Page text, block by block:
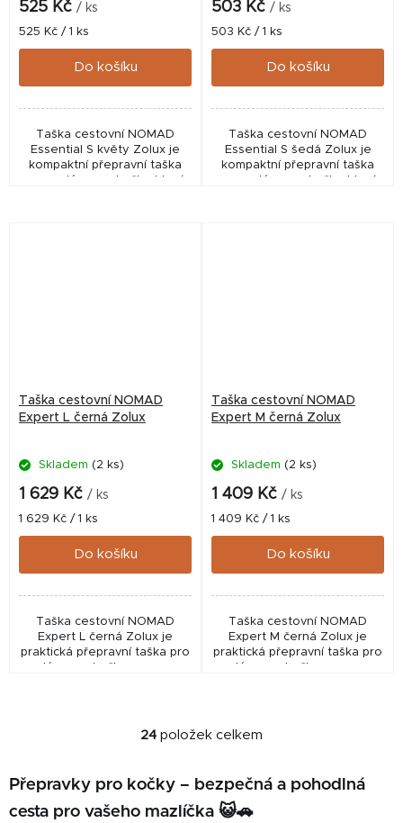
525 Kč / ks
Měrná
cena:
525 Kč / 1 ks
Do košíku
Taška cestovní NOMAD
Essential S květy Zolux je
kompaktní přepravní taška
pro malé psy a kočky, která
503 Kč / ks
Měrná
cena:
503 Kč / 1 ks
Do košíku
Taška cestovní NOMAD
Essential S šedá Zolux je
kompaktní přepravní taška
pro malé psy a kočky, která
Taška cestovní NOMAD
Expert L černá Zolux
Skladem (2 ks)
1 629 Kč / ks
Měrná
cena:
1 629 Kč / 1 ks
Do košíku
Taška cestovní NOMAD
Expert L černá Zolux je
praktická přepravní taška pro
malé psy a kočky s pevnou
pohodlnou,...
Taška cestovní NOMAD
Expert M černá Zolux
Skladem (2 ks)
1 409 Kč / ks
Měrná
cena:
1 409 Kč / 1 ks
Do košíku
Taška cestovní NOMAD
Expert M černá Zolux je
praktická přepravní taška pro
malé psy a kočky s pevnou
O
l
á
24 položek celkem
Přepravky pro kočky – bezpečná a pohodlná
cesta pro vašeho mazlíčka 😺🚗